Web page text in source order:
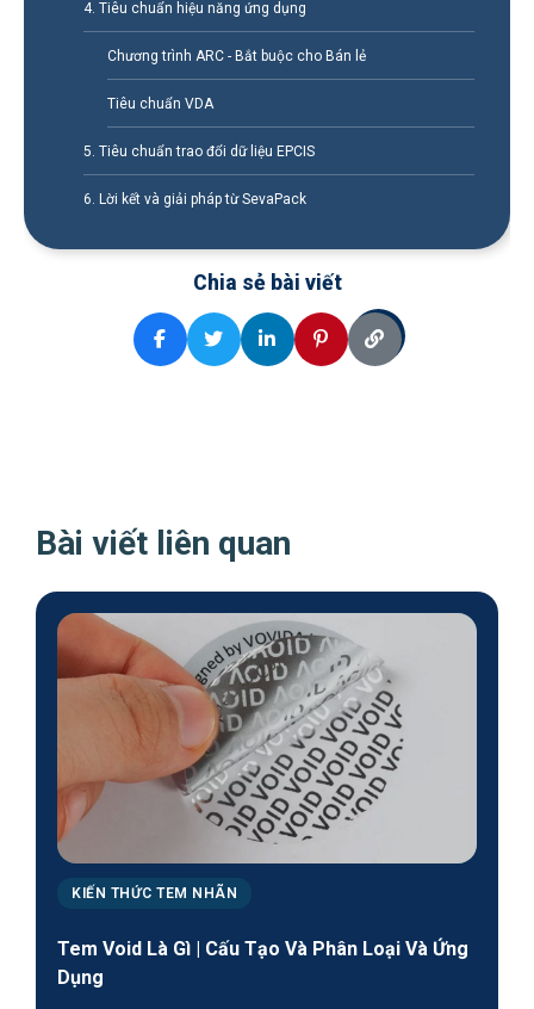
4. Tiêu chuẩn hiệu năng ứng dụng
Chương trình ARC - Bắt buộc cho Bán lẻ
Tiêu chuẩn VDA
5. Tiêu chuẩn trao đổi dữ liệu EPCIS
6. Lời kết và giải pháp từ SevaPack
Chia sẻ bài viết
Bài viết liên quan
KIẾN THỨC TEM NHÃN
Tem Void Là Gì | Cấu Tạo Và Phân Loại Và Ứng
Dụng